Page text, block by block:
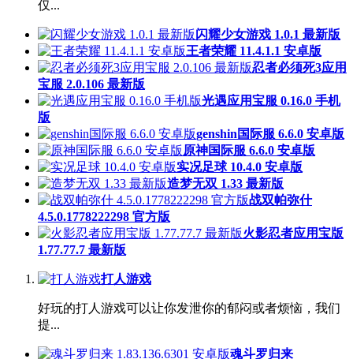
仅...
闪耀少女游戏 1.0.1 最新版
王者荣耀 11.4.1.1 安卓版
忍者必须死3应用
宝服 2.0.106 最新版
光遇应用宝服 0.16.0 手机
版
genshin国际服 6.6.0 安卓版
原神国际服 6.6.0 安卓版
实况足球 10.4.0 安卓版
造梦无双 1.33 最新版
战双帕弥什
4.5.0.1778222298 官方版
火影忍者应用宝版
1.77.77.7 最新版
打人游戏
好玩的打人游戏可以让你发泄你的郁闷或者烦恼，我们
提...
魂斗罗归来